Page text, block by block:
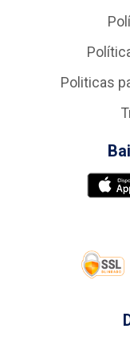
Politicas